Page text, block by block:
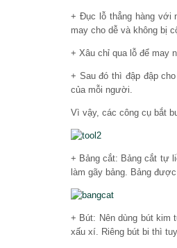
+ Đục lỗ thẳng hàng với
may cho dễ và không bị
+ Xâu chỉ qua lỗ để may
+ Sau đó thì đập đập
của mỗi người.
Vì vậy, các công cụ bắt
+ Bảng cắt: Bảng cắt tự
làm gãy bảng. Bảng
+ Bút: Nên dùng bút kim
xấu xí. Riêng bút bi thì